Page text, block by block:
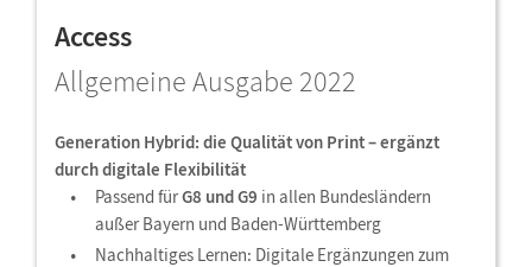
Access
Allgemeine Ausgabe 2022
Generation Hybrid: die Qualität von Print – ergänzt
durch digitale Flexibilität
Passend fürG8 und G9 in allen Bundesländern
außer Bayern und Baden-Württemberg
Nachhaltiges Lernen: Digitale Ergänzungen zum